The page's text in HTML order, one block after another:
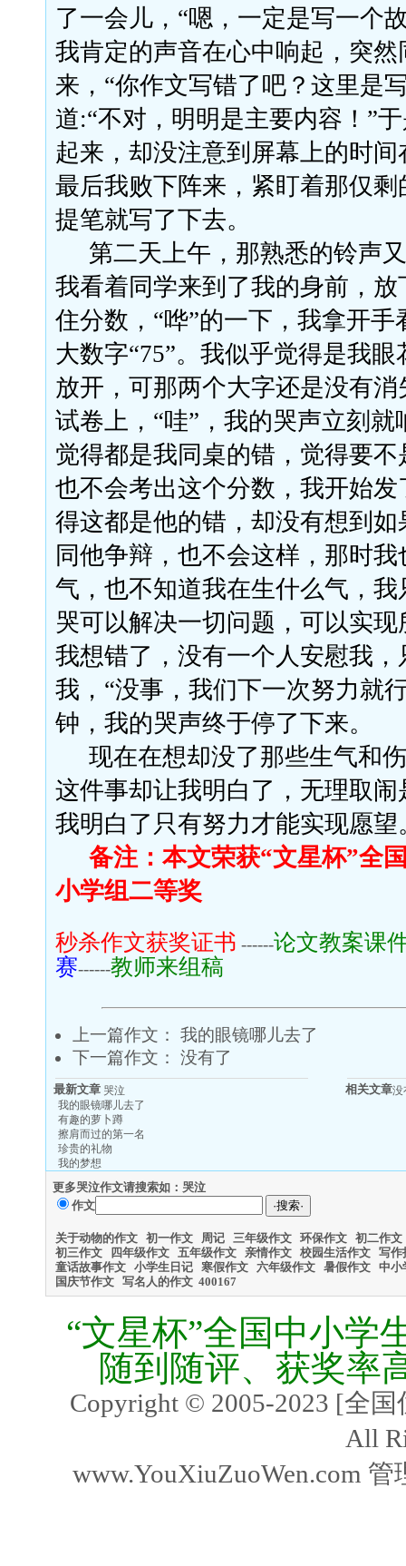
了一会儿，“嗯，一定是写一个
我肯定的声音在心中响起，突
来，“你作文写错了吧？这里是
道:“不对，明明是主要内容！”
起来，却没注意到屏幕上的时
最后我败下阵来，紧盯着那仅
提笔就写了下去。
第二天上午，那熟悉的铃声
我看着同学来到了我的身前，
住分数， “哗”的一下，我拿开
大数字“75”。我似乎觉得是我
放开，可那两个大字还是没有
试卷上，“哇”，我的哭声立刻
觉得都是我同桌的错，觉得要
也不会考出这个分数，我开始
得这都是他的错，却没有想到
同他争辩，也不会这样，那时
气，也不知道我在生什么气，
哭可以解决一切问题，可以实
我想错了，没有一个人安慰我
我，“没事，我们下一次努力就
钟，我的哭声终于停了下来。
现在在想却没了那些生气和
这件事却让我明白了，无理取
我明白了只有努力才能实现愿望
备注：本文荣获“文星杯”全
小学组二等奖
秒杀作文获奖证书 ------论文教案课
赛------教师来组稿
上一篇作文： 我的眼镜哪儿去了
下一篇作文： 没有了
最新文章 哭泣
我的眼镜哪儿去了
有趣的萝卜蹲
擦肩而过的第一名
珍贵的礼物
我的梦想
相关文章没
更多哭泣作文请搜索如：哭泣
作文
关于动物的作文 初一作文 周记 三年级作文 环保作文 初二作文
初三作文
四年级作文 五年级作文 亲情作文 校园生活作文 写作
童话故事作文 小学生日记 寒假作文 六年级作文 暑假作文 中小
国庆节作文 写名人的作文 400167
“文星杯”全国中小学
随到随评、获奖率
Copyright © 2005-2023 [全
All
www.YouXiuZuoWen.com 管